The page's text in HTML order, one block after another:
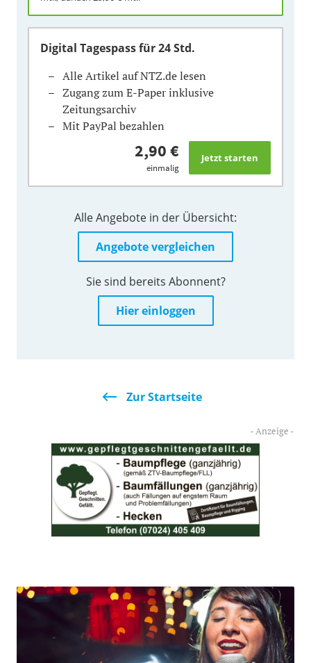
Digital Tagespassfür 24 Std.
Alle Artikel auf NTZ.de lesen
Zugang zum E-Paper inklusive
Zeitungsarchiv
Mit PayPal bezahlen
2,90 €
einmalig
Alle Angebote in der Übersicht:
Angebote vergleichen
Sie sind bereits Abonnent?
Hier einloggen
Zur Startseite